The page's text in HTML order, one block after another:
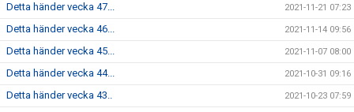
Detta händer vecka 47... 2021-11-21 07:23
Detta händer vecka 46... 2021-11-14 09:56
Detta händer vecka 45... 2021-11-07 08:00
Detta händer vecka 44... 2021-10-31 09:16
Detta händer vecka 43.. 2021-10-23 07:59